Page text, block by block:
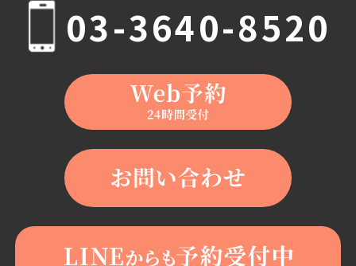
03-3640-8520